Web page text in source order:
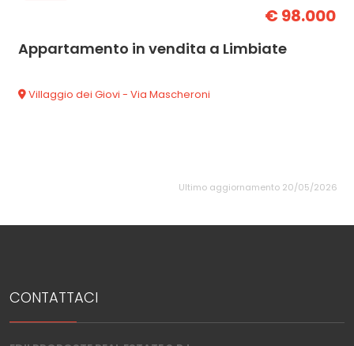
€ 98.000
Appartamento in vendita a Limbiate
Villaggio dei Giovi - Via Mascheroni
Ultimo aggiornamento 20/05/2026
CONTATTACI